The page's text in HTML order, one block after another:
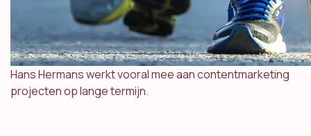
Hans Hermans werkt vooral mee aan contentmarketing
projecten op lange termijn.